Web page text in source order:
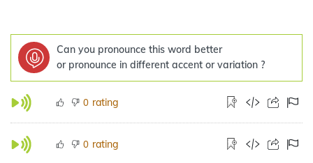
Can you pronounce this word better
or pronounce in different accent or variation ?
0 rating
0 rating